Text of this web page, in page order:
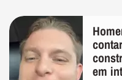
contar
em